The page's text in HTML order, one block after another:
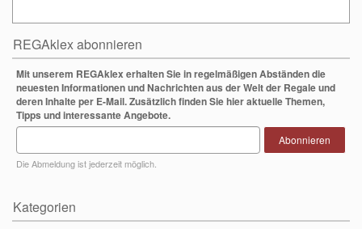
REGAklex abonnieren
Mit unserem REGAklex erhalten Sie in regelmäßigen Abständen die
neuesten Informationen und Nachrichten aus der Welt der Regale und
deren Inhalte per E-Mail. Zusätzlich finden Sie hier aktuelle Themen,
Tipps und interessante Angebote.
Die Abmeldung ist jederzeit möglich.
Abonnieren
Kategorien